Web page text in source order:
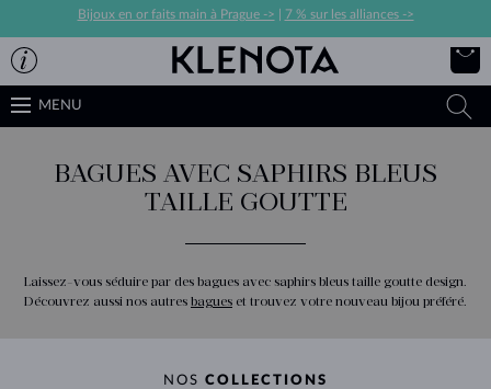
Bijoux en or faits main à Prague -> 7 % sur les alliances ->
MENU
BAGUES AVEC SAPHIRS BLEUS
TAILLE GOUTTE
Laissez-vous séduire par des bagues avec saphirs bleus taille goutte design.
Découvrez aussi nos autres bagues et trouvez votre nouveau bijou préféré.
NOS COLLECTIONS